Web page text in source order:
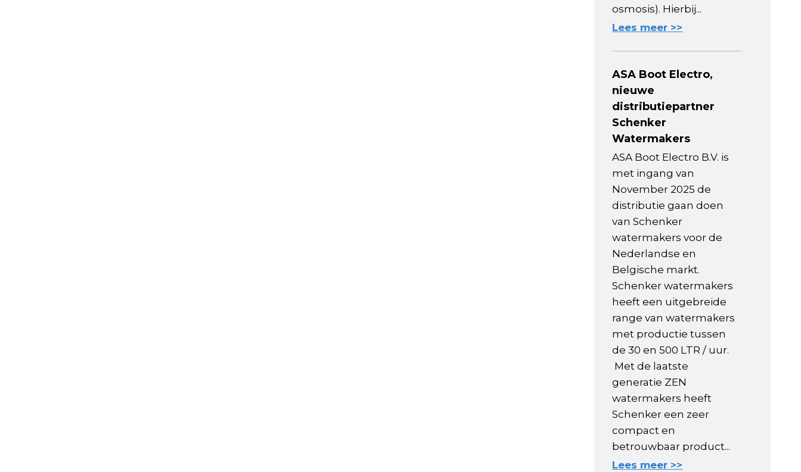
osmosis). Hierbij...
Lees meer >>
ASA Boot Electro,
nieuwe
distributiepartner
Schenker
Watermakers
ASA Boot Electro B.V. is
met ingang van
November 2025 de
distributie gaan doen
van Schenker
watermakers voor de
Nederlandse en
Belgische markt.
Schenker watermakers
heeft een uitgebreide
range van watermakers
met productie tussen
de 30 en 500 LTR / uur.
Met de laatste
generatie ZEN
watermakers heeft
Schenker een zeer
compact en
betrouwbaar product...
Lees meer >>